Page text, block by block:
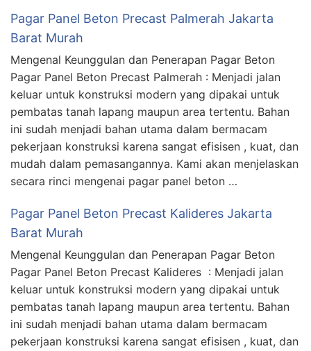
Pagar Panel Beton Precast Palmerah Jakarta
Barat Murah
Mengenal Keunggulan dan Penerapan Pagar Beton
Pagar Panel Beton Precast Palmerah : Menjadi jalan
keluar untuk konstruksi modern yang dipakai untuk
pembatas tanah lapang maupun area tertentu. Bahan
ini sudah menjadi bahan utama dalam bermacam
pekerjaan konstruksi karena sangat efisisen , kuat, dan
mudah dalam pemasangannya. Kami akan menjelaskan
secara rinci mengenai pagar panel beton …
Pagar Panel Beton Precast Kalideres Jakarta
Barat Murah
Mengenal Keunggulan dan Penerapan Pagar Beton
Pagar Panel Beton Precast Kalideres : Menjadi jalan
keluar untuk konstruksi modern yang dipakai untuk
pembatas tanah lapang maupun area tertentu. Bahan
ini sudah menjadi bahan utama dalam bermacam
pekerjaan konstruksi karena sangat efisisen , kuat, dan